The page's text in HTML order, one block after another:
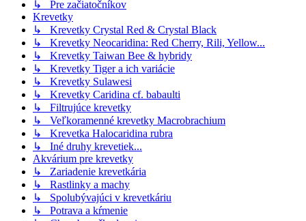
↳ Pre začiatočníkov
Krevetky
↳ Krevetky Crystal Red & Crystal Black
↳ Krevetky Neocaridina: Red Cherry, Rili, Yellow...
↳ Krevetky Taiwan Bee & hybridy
↳ Krevetky Tiger a ich variácie
↳ Krevetky Sulawesi
↳ Krevetky Caridina cf. babaulti
↳ Filtrujúce krevetky
↳ Veľkoramenné krevetky Macrobrachium
↳ Krevetka Halocaridina rubra
↳ Iné druhy krevetiek...
Akvárium pre krevetky
↳ Zariadenie krevetkária
↳ Rastlinky a machy
↳ Spolubývajúci v krevetkáriu
↳ Potrava a kŕmenie